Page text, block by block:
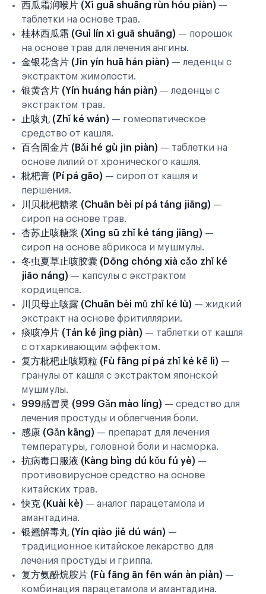
西瓜霜润喉片 (Xī guā shuāng rùn hóu piàn) —
таблетки на основе трав.
桂林西瓜霜 (Guì lín xī guā shuāng) — порошок
на основе трав для лечения ангины.
金银花含片 (Jīn yín huā hán piàn) — леденцы с
экстрактом жимолости.
银黄含片 (Yín huáng hán piàn) — леденцы с
экстрактом трав.
止咳丸 (Zhǐ ké wán) — гомеопатическое
средство от кашля.
百合固金片 (Bǎi hé gù jīn piàn) — таблетки на
основе лилий от хронического кашля.
枇杷膏 (Pí pá gāo) — сироп от кашля и
першения.
川贝枇杷糖浆 (Chuān bèi pí pá táng jiāng) —
сироп на основе трав.
杏苏止咳糖浆 (Xìng sū zhǐ ké táng jiāng) —
сироп на основе абрикоса и мушмулы.
冬虫夏草止咳胶囊 (Dōng chóng xià cǎo zhǐ ké
jiāo náng) — капсулы с экстрактом
кордицепса.
川贝母止咳露 (Chuān bèi mǔ zhǐ ké lù) — жидкий
экстракт на основе фритиллярии.
痰咳净片 (Tán ké jìng piàn) — таблетки от кашля
с отхаркивающим эффектом.
复方枇杷止咳颗粒 (Fù fāng pí pá zhǐ ké kē lì) —
гранулы от кашля с экстрактом японской
мушмулы.
999感冒灵 (999 Gǎn mào líng) — средство для
лечения простуды и облегчения боли.
感康 (Gǎn kāng) — препарат для лечения
температуры, головной боли и насморка.
抗病毒口服液 (Kàng bìng dú kǒu fú yè) —
противовирусное средство на основе
китайских трав.
快克 (Kuài kè) — аналог парацетамола и
амантадина.
银翘解毒丸 (Yín qiào jiě dú wán) —
традиционное китайское лекарство для
лечения простуды и гриппа.
复方氨酚烷胺片 (Fù fāng ān fēn wán àn piàn) —
комбинация парацетамола и амантадина.